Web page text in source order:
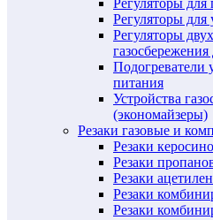
Регуляторы для
Регуляторы
Подогреватели
питания
Устройства
(экономайзеры)
Резаки газовые и
Резаки
Резаки
Резаки
Резаки
Резаки